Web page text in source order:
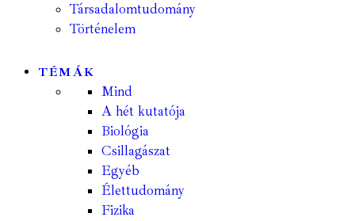
Társadalomtudomány
Történelem
TÉMÁK
Mind
A hét kutatója
Biológia
Csillagászat
Egyéb
Élettudomány
Fizika